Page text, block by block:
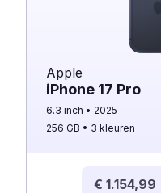
Apple
iPhone 17 Pro
6.3 inch
2025
256 GB
3 kleuren
€ 1.154,99